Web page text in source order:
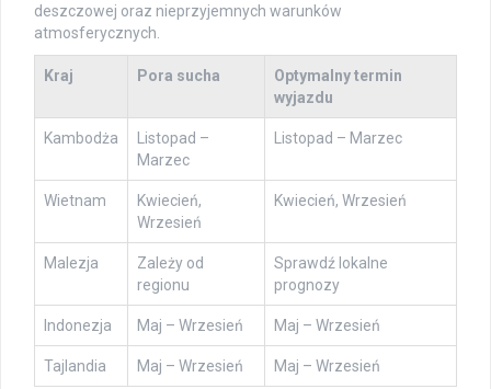
deszczowej oraz nieprzyjemnych warunków
atmosferycznych.
Kraj Pora sucha
Optymalny termin
wyjazdu
Kambodża
Listopad –
Marzec
Listopad – Marzec
Wietnam
Kwiecień,
Wrzesień
Kwiecień, Wrzesień
Malezja
Zależy od
regionu
Sprawdź lokalne
prognozy
Indonezja Maj – Wrzesień Maj – Wrzesień
Tajlandia Maj – Wrzesień Maj – Wrzesień